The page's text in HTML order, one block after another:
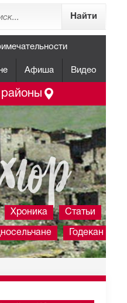
Афиша Видео
районы
Хроника Статьи
Годекан